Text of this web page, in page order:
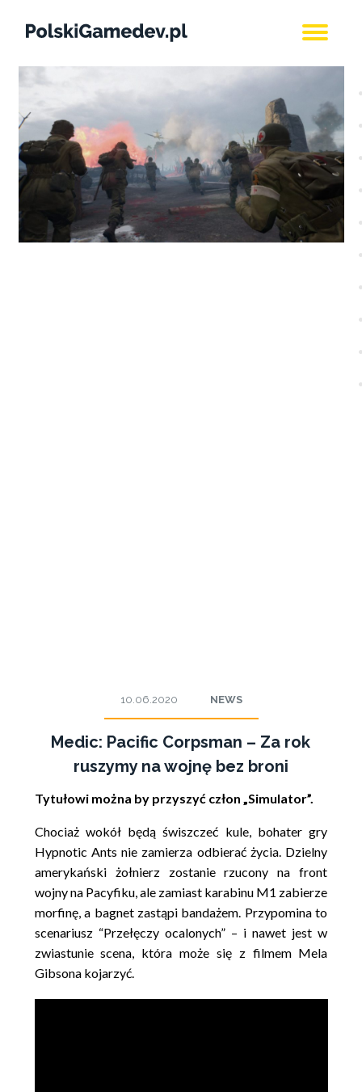
10.06.2020 NEWS
Medic: Pacific Corpsman – Za rok
ruszymy na wojnę bez broni
Tytułowi można by przyszyć człon „Simulator”.
Chociaż wokół będą świszczeć kule, bohater gry
Hypnotic Ants nie zamierza odbierać życia. Dzielny
amerykański żołnierz zostanie rzucony na front
wojny na Pacyfiku, ale zamiast karabinu M1 zabierze
morfinę, a bagnet zastąpi bandażem. Przypomina to
scenariusz “Przełęczy ocalonych” – i nawet jest w
zwiastunie scena, która może się z filmem Mela
Gibsona kojarzyć.